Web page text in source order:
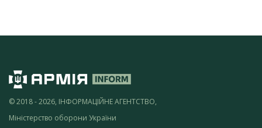
© 2018 - 2026, ІНФОРМАЦІЙНЕ АГЕНТСТВО,
Міністерство оборони України